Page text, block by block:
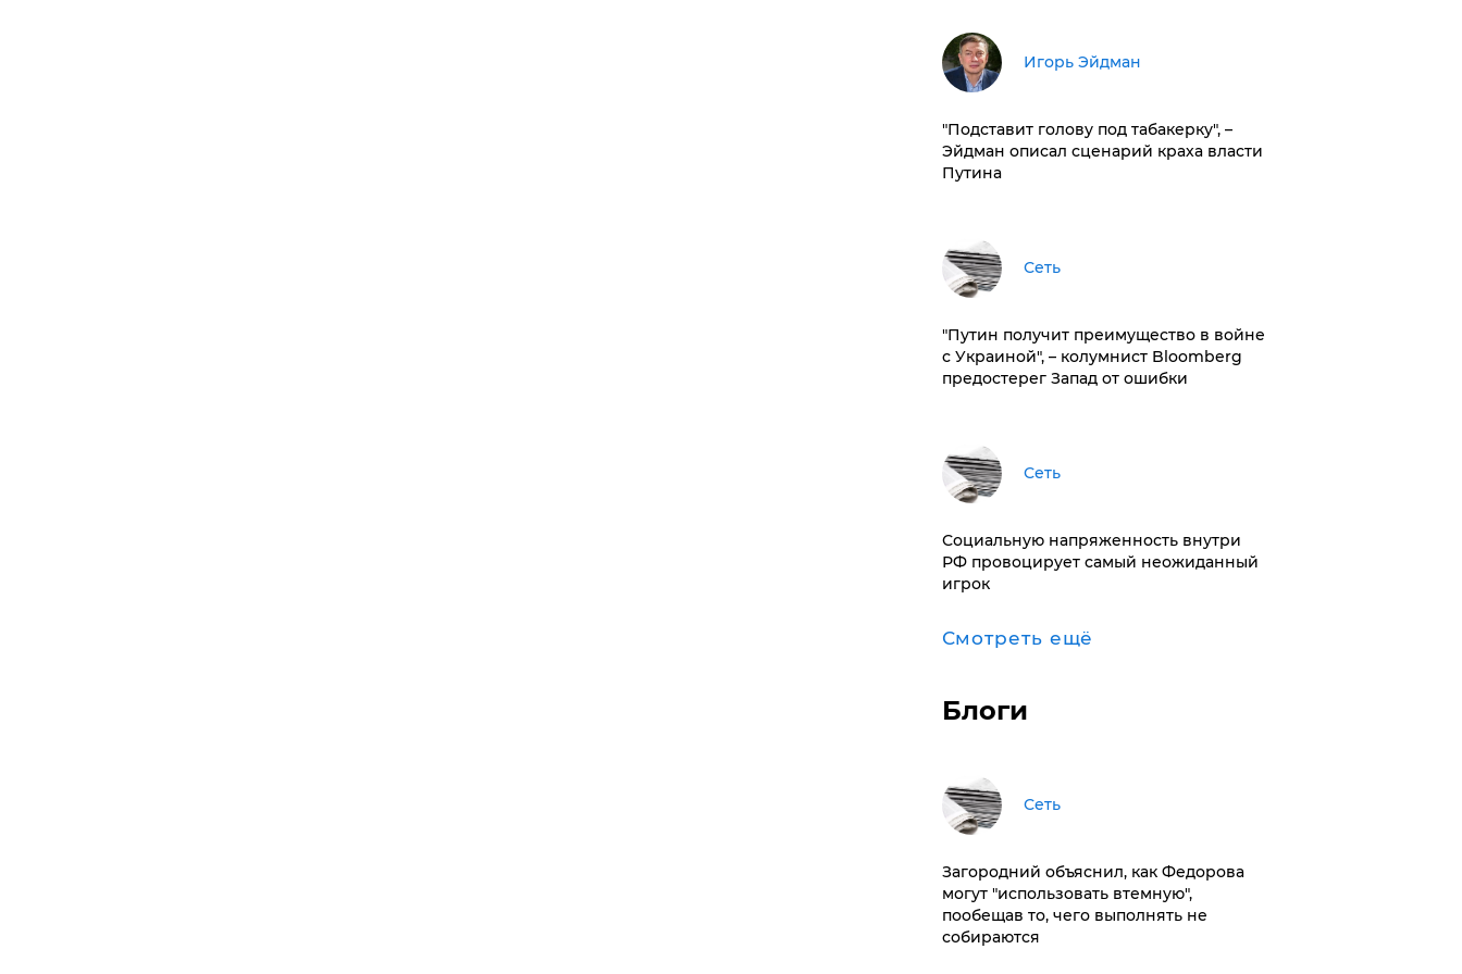
Игорь Эйдман
​"Подставит голову под табакерку", –
Эйдман описал сценарий краха власти
Путина
Сеть
"Путин получит преимущество в войне
с Украиной", – колумнист Bloomberg
предостерег Запад от ошибки
Сеть
Социальную напряженность внутри
РФ провоцирует самый неожиданный
игрок
Смотреть ещё
Блоги
Сеть
Загородний объяснил, как Федорова
могут "использовать втемную",
пообещав то, чего выполнять не
собираются